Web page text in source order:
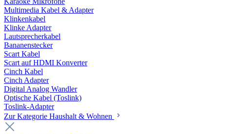
Multimedia Kabel & Adapter
Klinkenkabel
Klinke Adapter
Lautsprecherkabel
Bananenstecker
Scart Kabel
Scart auf HDMI Konverter
Cinch Kabel
Cinch Adapter
Digital Analog Wandler
Optische Kabel (Toslink)
Toslink-Adapter
Zur Kategorie Haushalt & Wohnen